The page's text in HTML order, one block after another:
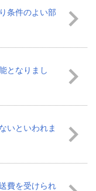
条件のよい部
となりまし
いといわれま
費を受けられ